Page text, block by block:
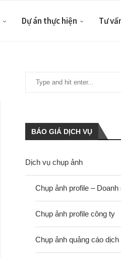
Dự án thực hiện Tư
BÁO GIÁ DỊCH VỤ
Dịch vụ chụp ảnh
Chụp ảnh profile – Doanh
Chụp ảnh profile công ty
Chụp ảnh quảng cáo dịch